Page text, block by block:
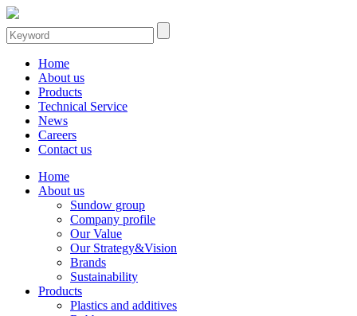
Home
About us
Products
Technical Service
News
Careers
Contact us
Home
About us
Sundow group
Company profile
Our Value
Our Strategy&Vision
Brands
Sustainability
Products
Plastics and additives